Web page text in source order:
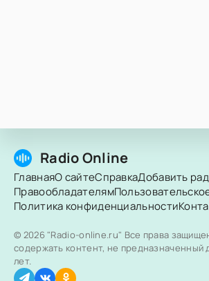
Radio Online
ГлавнаяО сайтеСправкаДобавить
Правообладателям
Политика конфиденциальности
© 2026 "Radio-online.ru" Все права
содержать контент, не предназначенный
лет.